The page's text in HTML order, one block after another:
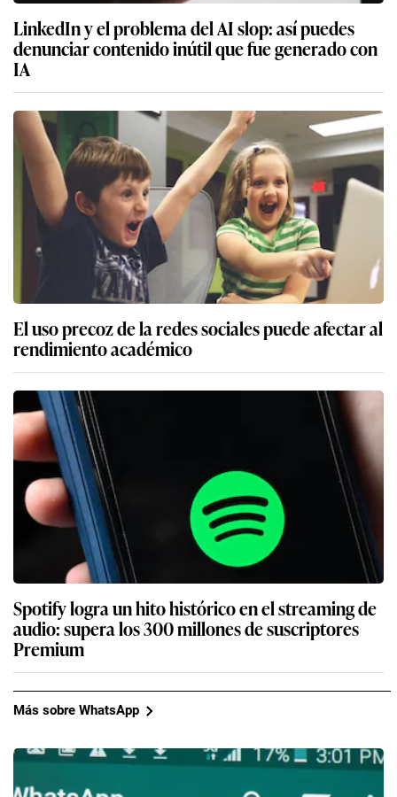
LinkedIn y el problema del AI slop: así puedes
denunciar contenido inútil que fue generado con
IA
El uso precoz de la redes sociales puede afectar al
rendimiento académico
Spotify logra un hito histórico en el streaming de
audio: supera los 300 millones de suscriptores
Premium
Más sobre WhatsApp